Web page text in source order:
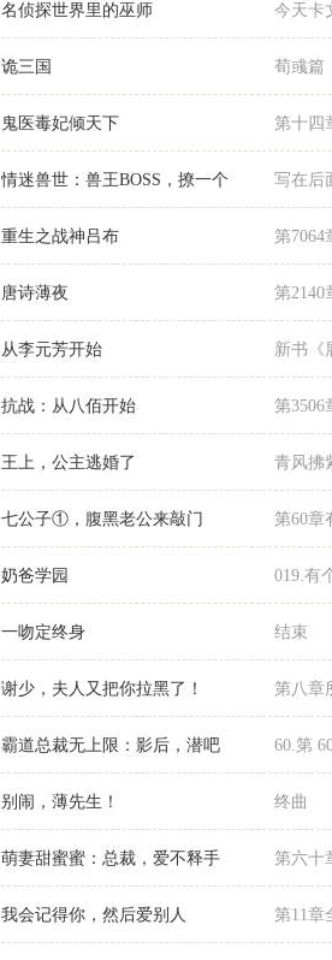
名侦探世界里的巫师 今天卡
诡三国 荀彧篇
鬼医毒妃倾天下 第十四
情迷兽世：兽王BOSS，撩一个 写在后
重生之战神吕布 第7064
唐诗薄夜 第2140
从李元芳开始 新书《
抗战：从八佰开始 第3506
王上，公主逃婚了 青风
七公子①，腹黑老公来敲门 第60章
奶爸学园 019.有
一吻定终身 结束
谢少，夫人又把你拉黑了！ 第八章
霸道总裁无上限：影后，潜吧 60.第
别闹，薄先生！ 终曲
萌妻甜蜜蜜：总裁，爱不释手 第六十
我会记得你，然后爱别人 第11章